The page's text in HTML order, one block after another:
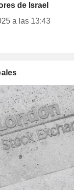
de Israel
a las 13:43